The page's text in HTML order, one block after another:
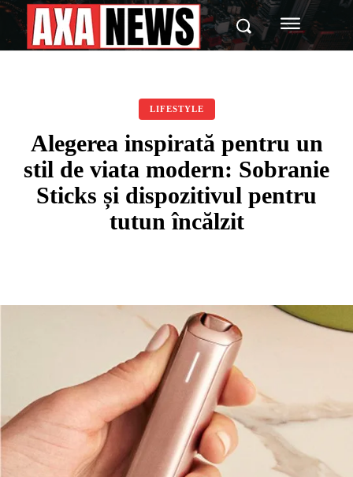
LIFESTYLE
Alegerea inspirată pentru un
stil de viata modern: Sobranie
Sticks și dispozitivul pentru
tutun încălzit